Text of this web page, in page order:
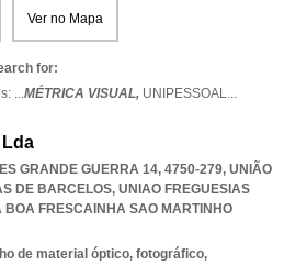
Ver no Mapa
for:
...MÉTRICA VISUAL, UNIPESSOAL...
Lda
GRANDE GUERRA 14, 4750-279, UNIÃO
DE BARCELOS, UNIAO FREGUESIAS
BOA FRESCAINHA SAO MARTINHO
de material óptico, fotográfico,